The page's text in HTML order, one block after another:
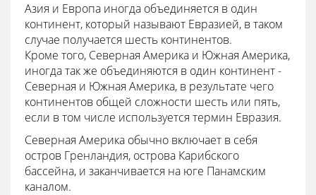
Азия и Европа иногда объединяется в один
континент, который называют Евразией, в таком
случае получается шесть континентов.
Кроме того, Северная Америка и Южная Америка,
иногда так же объединяются в один континент -
Северная и Южная Америка, в результате чего
континентов общей сложности шесть или пять,
если в том числе используется термин Евразия.
Северная Америка обычно включает в себя
остров Гренландия, острова Карибского
бассейна, и заканчивается на юге Панамским
каналом.